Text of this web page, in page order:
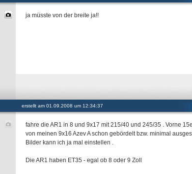
ja müsste von der breite ja!!
erstellt am 01.09.2008 um 12:34:37
fahre die AR1 in 8 und 9x17 mit 215/40 und 245/35 . Vorne
von meinen 9x16 Azev A schon gebördelt bzw. minimal
Bilder kann ich ja mal einstellen .
Die AR1 haben ET35 - egal ob 8 oder 9 Zoll